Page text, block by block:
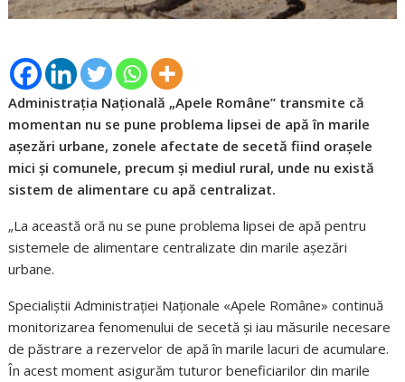
Administrația Națională „Apele Române” transmite că
momentan nu se pune problema lipsei de apă în marile
așezări urbane, zonele afectate de secetă fiind orașele
mici și comunele, precum și mediul rural, unde nu există
sistem de alimentare cu apă centralizat.
„La această oră nu se pune problema lipsei de apă pentru
sistemele de alimentare centralizate din marile așezări
urbane.
Specialiștii Administrației Naționale «Apele Române» continuă
monitorizarea fenomenului de secetă și iau măsurile necesare
de păstrare a rezervelor de apă în marile lacuri de acumulare.
În acest moment asigurăm tuturor beneficiarilor din marile